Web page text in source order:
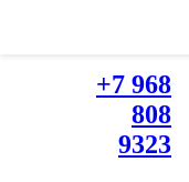
+7 968
808
9323